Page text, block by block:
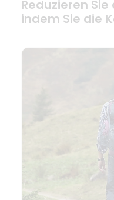
Reduzieren
indem Sie die